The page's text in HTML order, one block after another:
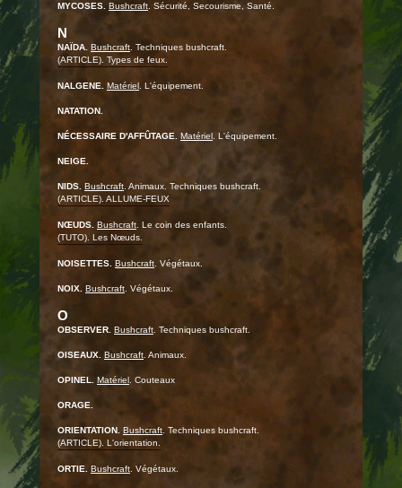
MYCOSES. Bushcraft . Sécurité, Secourisme, Santé.
N
NAÏDA. Bushcraft . Techniques bushcraft.
(ARTICLE). Types de feux.
NALGENE. Matériel . L'équipement.
NATATION.
NÉCESSAIRE D'AFFÛTAGE. Matériel . L'équipement.
NEIGE.
NIDS. Bushcraft . Animaux. Techniques bushcraft.
(ARTICLE). ALLUME-FEUX
NŒUDS. Bushcraft . Le coin des enfants.
(TUTO). Les Nœuds.
NOISETTES. Bushcraft . Végétaux.
NOIX. Bushcraft . Végétaux.
O
OBSERVER. Bushcraft . Techniques bushcraft.
OISEAUX. Bushcraft . Animaux.
OPINEL. Matériel . Couteaux
ORAGE.
ORIENTATION. Bushcraft. Techniques bushcraft.
(ARTICLE). L'orientation.
ORTIE. Bushcraft . Végétaux.